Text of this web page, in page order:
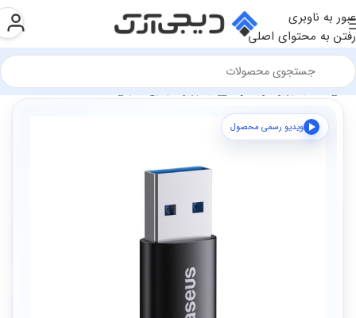
عبور به ناوبری
رفتن به محتوای اصلی
فروشگاه تجهیزات رایانه و اداری تجهیزات جانبی مبدل ها
ویدیو رسمی محصول